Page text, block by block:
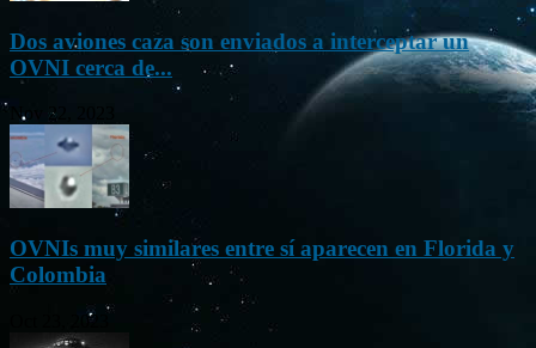
Dos aviones caza son enviados a interceptar un
OVNI cerca de...
Nov 22, 2023
OVNIs muy similares entre sí aparecen en Florida y
Colombia
Oct 23, 2023